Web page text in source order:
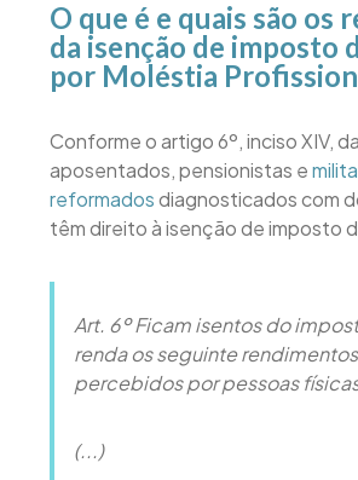
O que é e quais são os
da isenção de imposto
por Moléstia
Conforme o artigo 6º, inciso XIV,
aposentados, pensionistas e
reformadosdiagnosticados com
têm direito à isenção de imposto
Art. 6º Ficam isentos do
renda os seguinte rendimentos
percebidos por pessoas
(...)